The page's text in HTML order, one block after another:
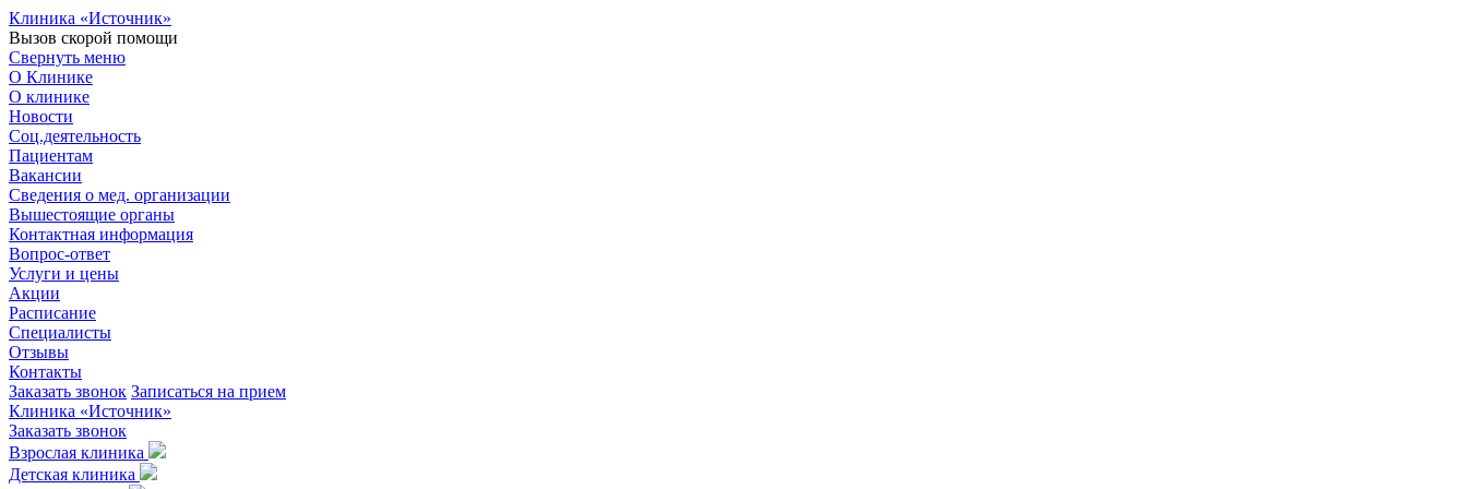
Клиника «Источник»
Вызов скорой помощи
Свернуть меню
О Клинике
О клинике
Новости
Соц.деятельность
Пациентам
Вакансии
Сведения о мед. организации
Вышестоящие органы
Контактная информация
Вопрос-ответ
Услуги и цены
Акции
Расписание
Специалисты
Отзывы
Контакты
Заказать звонок Записаться на прием
Клиника «Источник»
Заказать звонок
Взрослая клиника
Детская клиника